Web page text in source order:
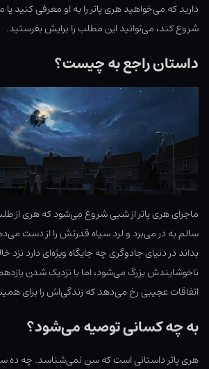
دارید که می‌خواهید هری پاتر را به او معرفی کنید
شروع کند، می‌توانید این مطلب را برایش بفرستید.
داستان راجع به چیست؟
ماجرای هری پاتر از شبی شروع می‌شود که هری از
سالم به در می‌برد و لرد سیاه قدرتش را از دست
بداند در دنیای جادوگری چه جایگاه ویژه‌ای دارد نزد
ناخوشایندش بزرگ می‌شود، اما با نزدیک شدن
اتفاقات عجیبی رخ می‌دهد که زندگی‌اش را برای
به چه کسانی توصیه می‌شود؟
هری پاتر داستانی است که سن نمی‌شناسد. چه ده